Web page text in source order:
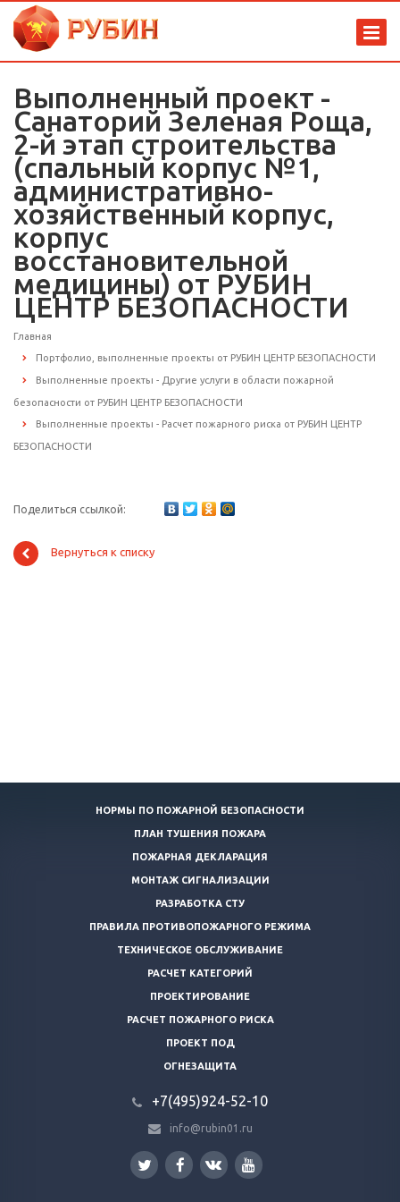
Выполненный проект -
Санаторий Зеленая Роща,
2-й этап строительства
(спальный корпус №1,
административно-
хозяйственный корпус,
корпус
восстановительной
медицины) от РУБИН
ЦЕНТР БЕЗОПАСНОСТИ
Главная
Портфолио, выполненные проекты от РУБИН ЦЕНТР БЕЗОПАСНОСТИ
Выполненные проекты - Другие услуги в области пожарной
безопасности от РУБИН ЦЕНТР БЕЗОПАСНОСТИ
Выполненные проекты - Расчет пожарного риска от РУБИН ЦЕНТР
БЕЗОПАСНОСТИ
Поделиться ссылкой:
Вернуться к списку
НОРМЫ ПО ПОЖАРНОЙ БЕЗОПАСНОСТИ
ПЛАН ТУШЕНИЯ ПОЖАРА
ПОЖАРНАЯ ДЕКЛАРАЦИЯ
МОНТАЖ СИГНАЛИЗАЦИИ
РАЗРАБОТКА СТУ
ПРАВИЛА ПРОТИВОПОЖАРНОГО РЕЖИМА
ТЕХНИЧЕСКОЕ ОБСЛУЖИВАНИЕ
РАСЧЕТ КАТЕГОРИЙ
ПРОЕКТИРОВАНИЕ
РАСЧЕТ ПОЖАРНОГО РИСКА
ПРОЕКТ ПОД
ОГНЕЗАЩИТА
+7(495)924-52-10
info@rubin01.ru